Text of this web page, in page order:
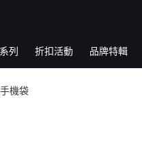
列 折扣活動 品牌特輯
機袋